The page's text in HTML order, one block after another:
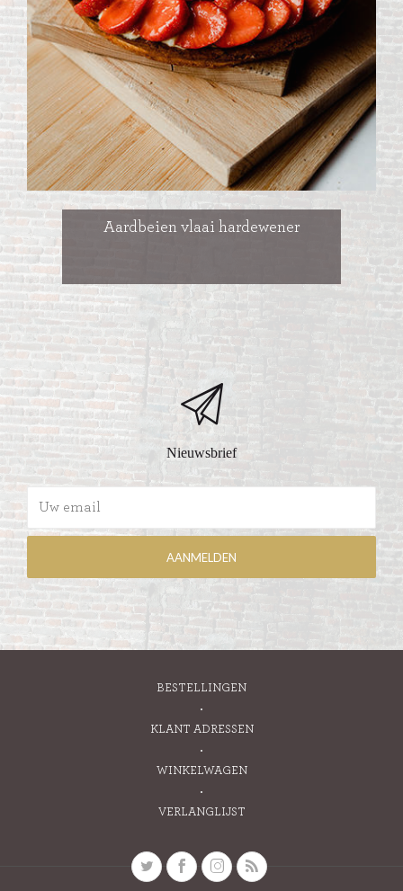
Aardbeien vlaai hardewener
Nieuwsbrief
BESTELLINGEN
KLANT ADRESSEN
WINKELWAGEN
VERLANGLIJST